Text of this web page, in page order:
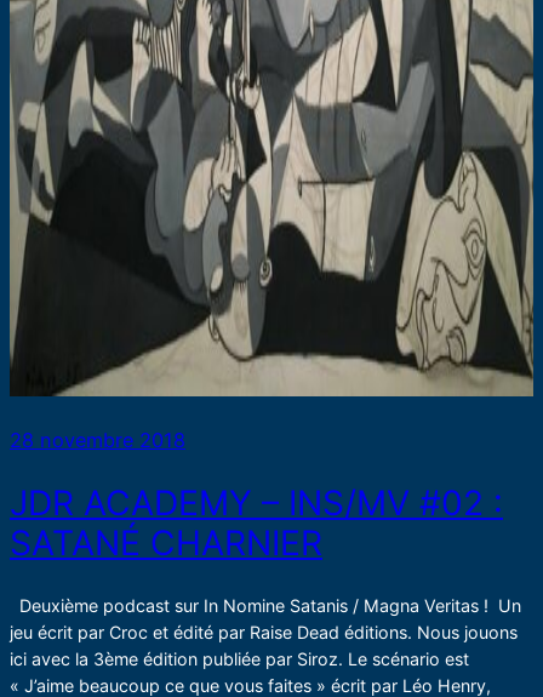
28 novembre 2018
JDR ACADEMY – INS/MV #02 :
SATANÉ CHARNIER
Deuxième podcast sur In Nomine Satanis / Magna Veritas ! Un
jeu écrit par Croc et édité par Raise Dead éditions. Nous jouons
ici avec la 3ème édition publiée par Siroz. Le scénario est
« J’aime beaucoup ce que vous faites » écrit par Léo Henry,